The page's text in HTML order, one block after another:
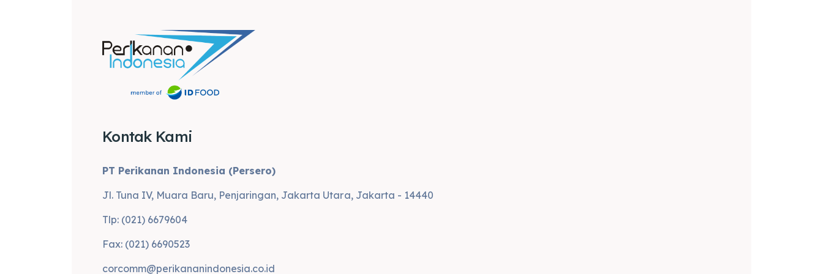
Kontak Kami
PT Perikanan Indonesia (Persero)
Jl. Tuna IV, Muara Baru, Penjaringan, Jakarta Utara, Jakarta - 14440
Tlp: (021) 6679604
Fax: (021) 6690523
corcomm@perikananindonesia.co.id